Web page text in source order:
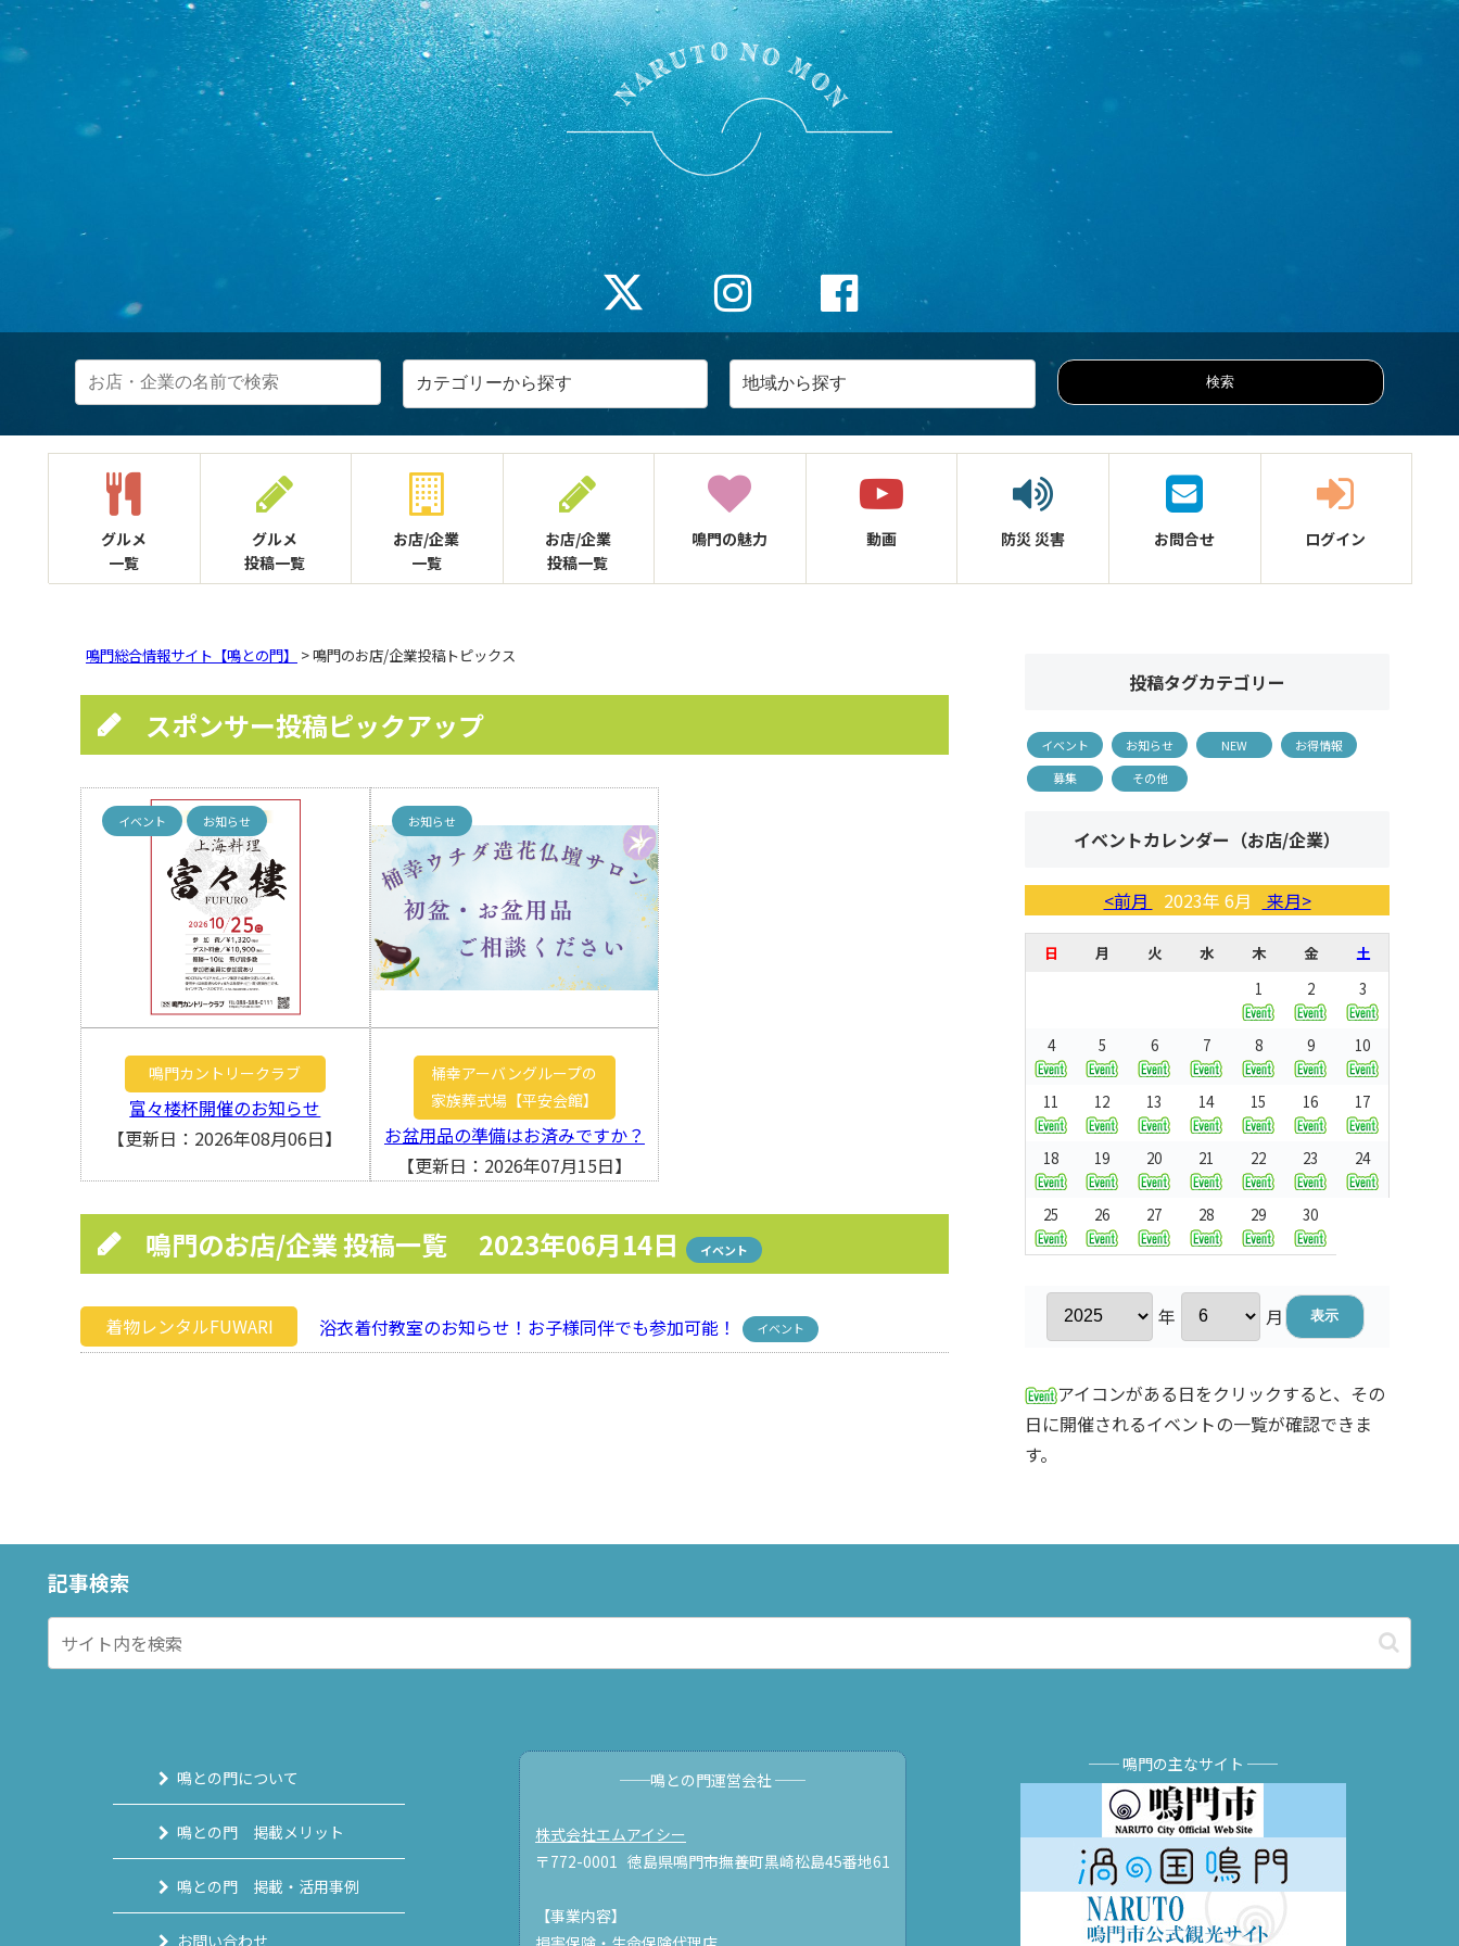
グルメ
一覧
グルメ
投稿一覧
お店/企業
一覧
お店/企業
投稿一覧
鳴門の魅力 動画 防災災害 お問合せ ログイン
鳴門総合情報サイト【鳴との門】 > 鳴門のお店/企業投稿トピックス
スポンサー投稿ピックアップ
イベント お知らせ
鳴門カントリークラブ
富々楼杯開催のお知らせ
【更新日：2026年08月06日】
お知らせ
桶幸アーバングループの
家族葬式場【平安会館】
お盆用品の準備はお済みですか？
【更新日：2026年07月15日】
鳴門のお店/企業 投稿一覧 2023年06月14日 イベント
着物レンタルFUWARI 浴衣着付教室のお知らせ！お子様同伴でも参加可能！ イベント
投稿タグカテゴリー
イベント お知らせ NEW
お得情報
募集
その他
イベントカレンダー（お店/企業）
<前月 2023年 6月 来月>
日 月 火 水 木 金
土
1
2 3
4 5 6 7 8 9 10
11 12 13 14 15 16 17
18 19 20 21 22 23 24
25 26 27 28 29 30
年 月
アイコンがある日をクリックすると、その
日に開催されるイベントの一覧が確認できま
す。
記事検索
鳴との門について
鳴との門 掲載メリット
鳴との門 掲載・活用事例
お問い合わせ
──鳴との門運営会社 ──
株式会社エムアイシー
〒772-0001 徳島県鳴門市撫養町黒崎松島45番地61
【事業内容】
── 鳴門の主なサイト ──